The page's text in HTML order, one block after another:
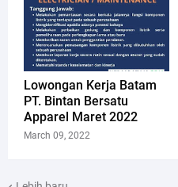
Lowongan Kerja Batam
PT. Bintan Bersatu
Apparel Maret 2022
March 09, 2022